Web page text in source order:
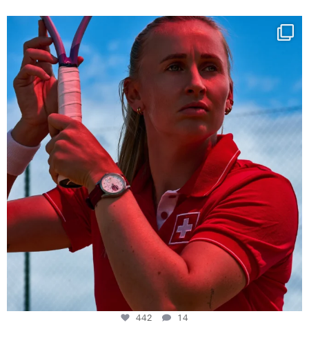
Determination, elegance and Swiss precision —
442
14
442 14